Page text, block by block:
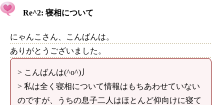
Re^2: 寝相について
にゃんこさん、こんばんは。
ありがとうございました。
> こんばんは(^o^)丿
> 私は全く寝相について情報はもちあわせていない
のですが、うちの息子二人はほとんど仰向けに寝て